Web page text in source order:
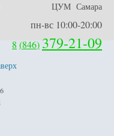
ЦУМ Самара
пн-вс 10:00-20:00
8 (846) 379-21-09